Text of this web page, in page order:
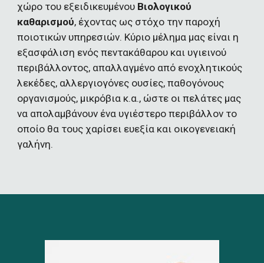
χώρο του εξειδικευμένου Βιολογικού
καθαρισμού, έχοντας ως στόχο την παροχή
ποιοτικών υπηρεσιών. Κύριο μέλημα μας είναι η
εξασφάλιση ενός πεντακάθαρου και υγιεινού
περιβάλλοντος, απαλλαγμένο από ενοχλητικούς
λεκέδες, αλλεργιογόνες ουσίες, παθογόνους
οργανισμούς, μικρόβια κ.α., ώστε οι πελάτες μας
να απολαμβάνουν ένα υγιέστερο περιβάλλον το
οποίο θα τους χαρίσει ευεξία και οικογενειακή
γαλήνη.